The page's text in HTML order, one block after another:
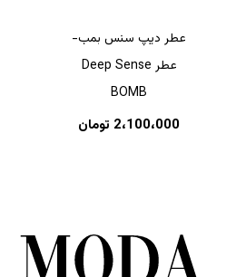
عطر دیپ سنس بمب-
عطر Deep Sense
BOMB
2،100،000 تومان